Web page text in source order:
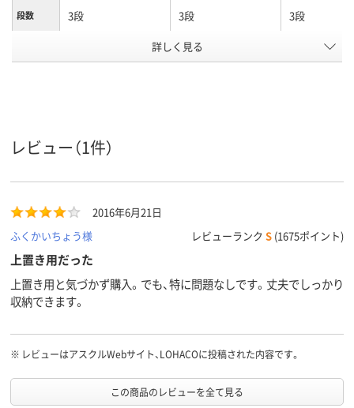
段数 3段 3段 3段
オープンタイプ オープンタ
施錠方法 鍵無し
アスクル
商品環境
スコア
60
詳しく見る
レビュー（1件）
2016年6月21日
ふくかいちょう様
レビューランク S (1675ポイント)
上置き用だった
上置き用と気づかず購入。でも、特に問題なしです。丈夫でしっかり
収納できます。
※ レビューはアスクルWebサイト、LOHACOに投稿された内容です。
この商品のレビューを全て見る